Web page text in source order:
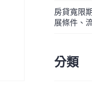
房貸寬限
展條件、
分類